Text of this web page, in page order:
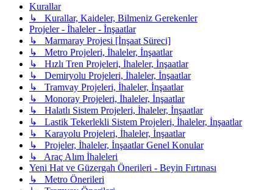
Kurallar
↳ Kurallar, Kaideler, Bilmeniz Gerekenler
Projeler - İhaleler - İnşaatlar
↳ Marmaray Projesi [İnşaat Süreci]
↳ Metro Projeleri, İhaleler, İnşaatlar
↳ Hızlı Tren Projeleri, İhaleler, İnşaatlar
↳ Demiryolu Projeleri, İhaleler, İnşaatlar
↳ Tramvay Projeleri, İhaleler, İnşaatlar
↳ Monoray Projeleri, İhaleler, İnşaatlar
↳ Halatlı Sistem Projeleri, İhaleler, İnşaatlar
↳ Lastik Tekerlekli Sistem Projeleri, İhaleler, İnşaatlar
↳ Karayolu Projeleri, İhaleler, İnşaatlar
↳ Projeler, İhaleler, İnşaatlar Genel Konular
↳ Araç Alım İhaleleri
Yeni Hat ve Güzergah Önerileri - Beyin Fırtınası
↳ Metro Önerileri